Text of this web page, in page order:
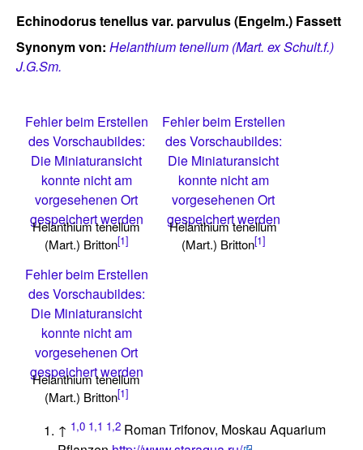
Echinodorus tenellus var. parvulus (Engelm.) Fassett
Synonym von: Helanthium tenellum (Mart. ex Schult.f.)
J.G.Sm.
Fehler beim Erstellen
des Vorschaubildes:
Die Miniaturansicht
konnte nicht am
vorgesehenen Ort
gespeichert werden
Helanthium tenellum
(Mart.) Britton[1]
Fehler beim Erstellen
des Vorschaubildes:
Die Miniaturansicht
konnte nicht am
vorgesehenen Ort
gespeichert werden
Helanthium tenellum
(Mart.) Britton[1]
Fehler beim Erstellen
des Vorschaubildes:
Die Miniaturansicht
konnte nicht am
vorgesehenen Ort
gespeichert werden
Helanthium tenellum
(Mart.) Britton[1]
↑ 1,0 1,1 1,2 Roman Trifonov, Moskau Aquarium